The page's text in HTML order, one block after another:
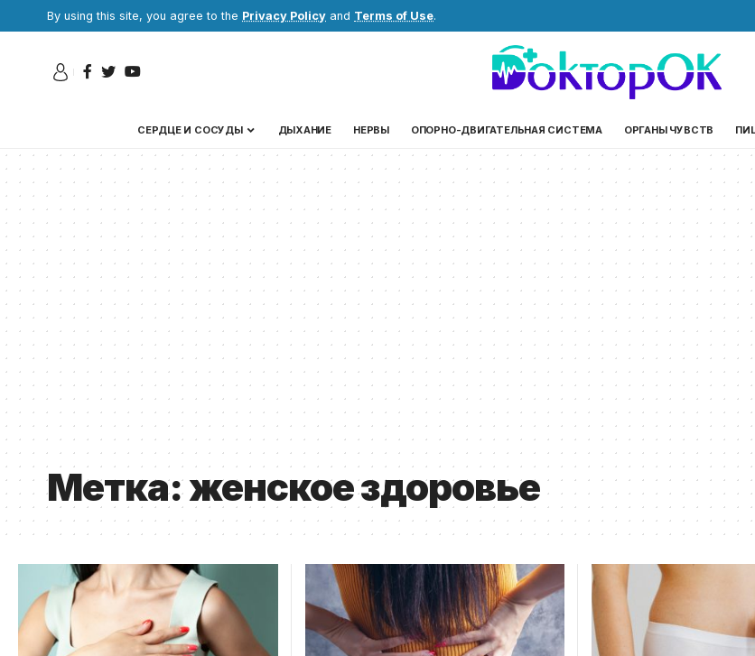
By using this site, you agree to the Privacy Policy and Terms of Use.
СЕРДЦЕ И СОСУДЫ ДЫХАНИЕ НЕРВЫ ОПОРНО-ДВИГАТЕЛЬНАЯ СИСТЕМА ОРГАНЫ ЧУВСТВ
Метка:женское здоровье